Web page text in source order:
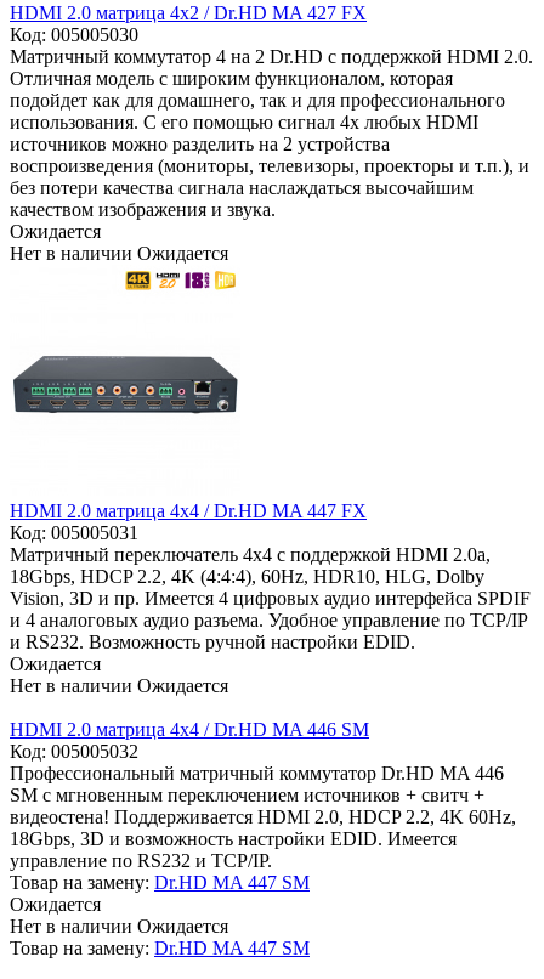
HDMI 2.0 матрица 4x2 / Dr.HD MA 427 FX
Код: 005005030
Матричный коммутатор 4 на 2 Dr.HD с поддержкой HDMI 2.0.
Отличная модель с широким функционалом, которая
подойдет как для домашнего, так и для профессионального
использования. С его помощью сигнал 4х любых HDMI
источников можно разделить на 2 устройства
воспроизведения (мониторы, телевизоры, проекторы и т.п.), и
без потери качества сигнала наслаждаться высочайшим
качеством изображения и звука.
Ожидается
Нет в наличии Ожидается
HDMI 2.0 матрица 4x4 / Dr.HD MA 447 FX
Код: 005005031
Матричный переключатель 4x4 с поддержкой HDMI 2.0a,
18Gbps, HDCP 2.2, 4K (4:4:4), 60Hz, HDR10, HLG, Dolby
Vision, 3D и пр. Имеется 4 цифровых аудио интерфейса SPDIF
и 4 аналоговых аудио разъема. Удобное управление по TCP/IP
и RS232. Возможность ручной настройки EDID.
Ожидается
Нет в наличии Ожидается
HDMI 2.0 матрица 4x4 / Dr.HD MA 446 SM
Код: 005005032
Профессиональный матричный коммутатор Dr.HD MA 446
SM с мгновенным переключением источников + свитч +
видеостена! Поддерживается HDMI 2.0, HDCP 2.2, 4K 60Hz,
18Gbps, 3D и возможность настройки EDID. Имеется
управление по RS232 и TCP/IP.
Товар на замену: Dr.HD MA 447 SM
Ожидается
Нет в наличии Ожидается
Товар на замену: Dr.HD MA 447 SM